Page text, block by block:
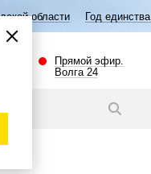
Год единства народов России
Прямой эфир.
Волга 24